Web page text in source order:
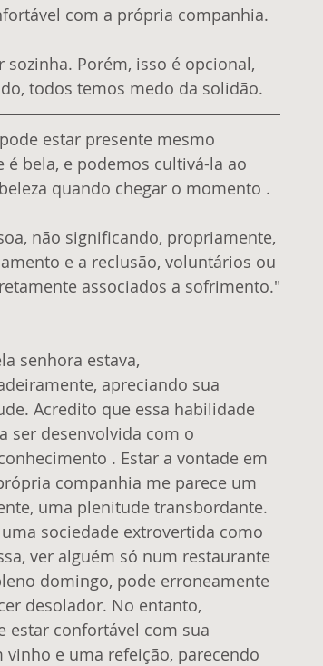
com a própria companhia.
Porém, isso é opcional,
todos temos medo da solidão.
estar presente mesmo
é bela, e podemos cultivá-la ao
quando chegar o momento .
não significando, propriamente,
e a reclusão, voluntários ou
associados a sofrimento."
senhora estava,
apreciando sua
Acredito que essa habilidade
ser desenvolvida com o
. Estar a vontade em
companhia me parece um
uma plenitude transbordante.
uma sociedade extrovertida como
ver alguém só num restaurante
domingo, pode erroneamente
desolador. No entanto,
estar confortável com sua
e uma refeição, parecendo